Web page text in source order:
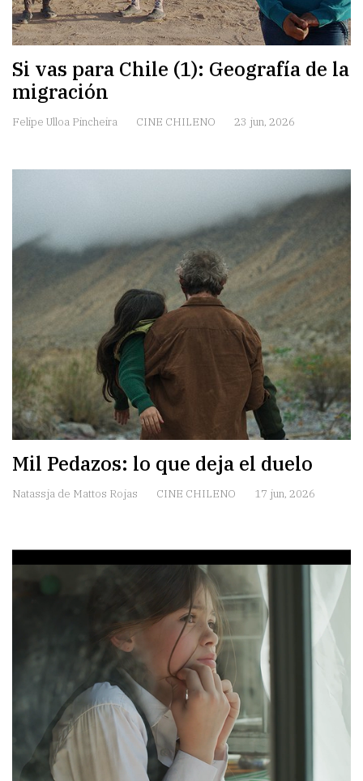
Si vas para Chile (1): Geografía de la
migración
Felipe Ulloa Pincheira CINE CHILENO 23 jun, 2026
Mil Pedazos: lo que deja el duelo
Natassja de Mattos Rojas CINE CHILENO 17 jun, 2026